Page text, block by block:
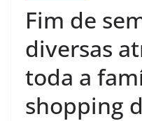
Fim de
diversas
toda a
shopping